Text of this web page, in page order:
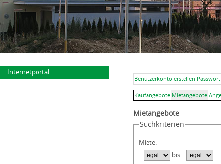
Internetportal
Benutzerkonto erstellen
Kaufangebote Mietangebote
Mietangebote
Suchkriterien
Miete:
bis